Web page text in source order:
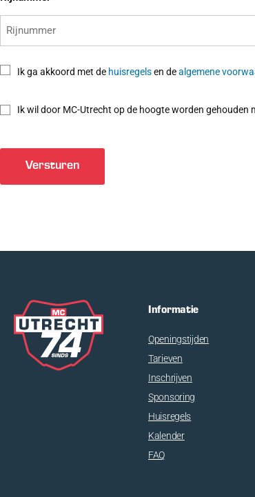
Toestemming
Ik ga akkoord met de huisregelsen dealgemene
NieuwsIk wil door MC-Utrecht op de hoogte worden
Informatie
Openingstijden
Tarieven
Inschrijven
Sponsoring
Huisregels
Kalender
FAQ